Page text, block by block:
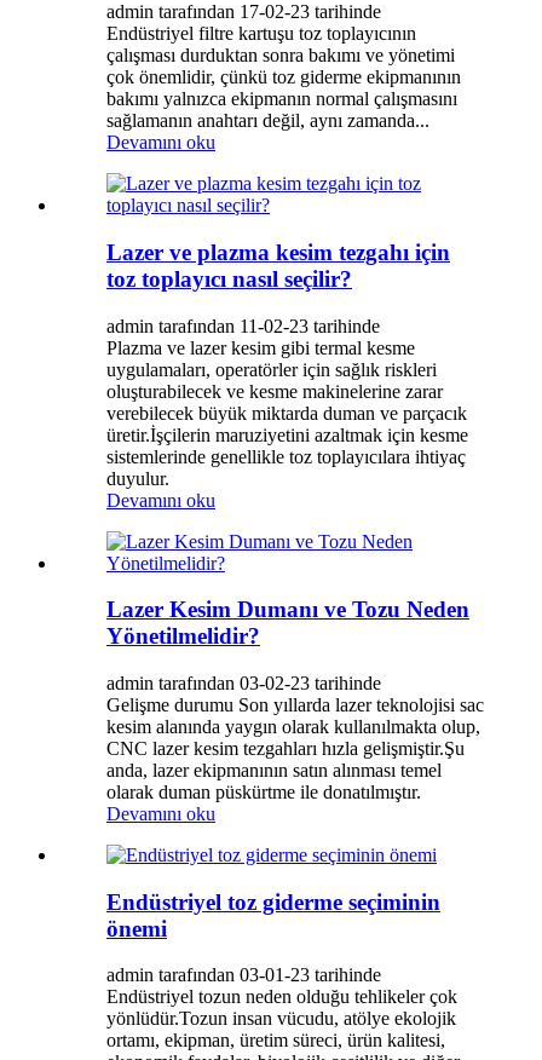
admin tarafından 17-02-23 tarihinde
Endüstriyel filtre kartuşu toz toplayıcının
çalışması durduktan sonra bakımı ve yönetimi
çok önemlidir, çünkü toz giderme ekipmanının
bakımı yalnızca ekipmanın normal çalışmasını
sağlamanın anahtarı değil, aynı zamanda...
Devamını oku
Lazer ve plazma kesim tezgahı için
toz toplayıcı nasıl seçilir?
admin tarafından 11-02-23 tarihinde
Plazma ve lazer kesim gibi termal kesme
uygulamaları, operatörler için sağlık riskleri
oluşturabilecek ve kesme makinelerine zarar
verebilecek büyük miktarda duman ve parçacık
üretir.İşçilerin maruziyetini azaltmak için kesme
sistemlerinde genellikle toz toplayıcılara ihtiyaç
duyulur.
Devamını oku
Lazer Kesim Dumanı ve Tozu Neden
Yönetilmelidir?
admin tarafından 03-02-23 tarihinde
Gelişme durumu Son yıllarda lazer teknolojisi sac
kesim alanında yaygın olarak kullanılmakta olup,
CNC lazer kesim tezgahları hızla gelişmiştir.Şu
anda, lazer ekipmanının satın alınması temel
olarak duman püskürtme ile donatılmıştır.
Devamını oku
Endüstriyel toz giderme seçiminin
önemi
admin tarafından 03-01-23 tarihinde
Endüstriyel tozun neden olduğu tehlikeler çok
yönlüdür.Tozun insan vücudu, atölye ekolojik
ortamı, ekipman, üretim süreci, ürün kalitesi,